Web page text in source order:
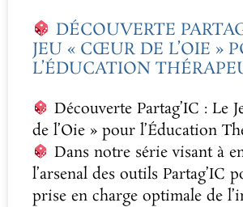
DÉCOUVERTE
JEU « CŒUR DE L’OIE »
L’ÉDUCATION
Découverte Partag’IC : Le
de l’Oie » pour l’Éducation
Dans notre série visant à
l’arsenal des outils Partag’IC
prise en charge optimale de